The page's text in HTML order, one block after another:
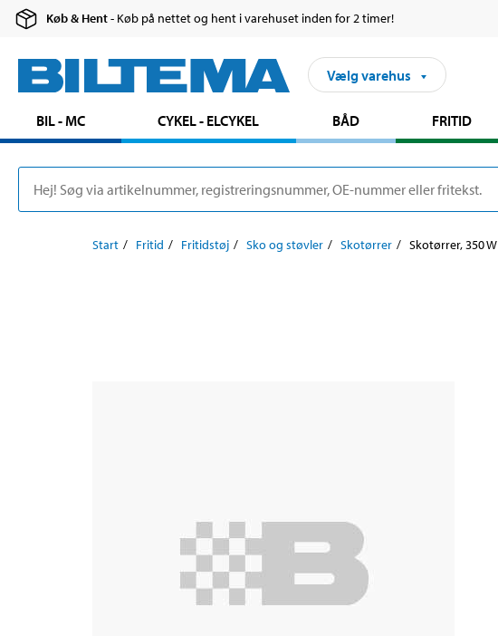
Køb & Hent- Køb på nettet og hent i varehuset inden for 2 timer!
Vælg varehus
BIL - MC CYKEL - ELCYKEL BÅD FRITID
Start Fritid Fritidstøj Sko og støvler Skotørrer Skotørrer, 350 W